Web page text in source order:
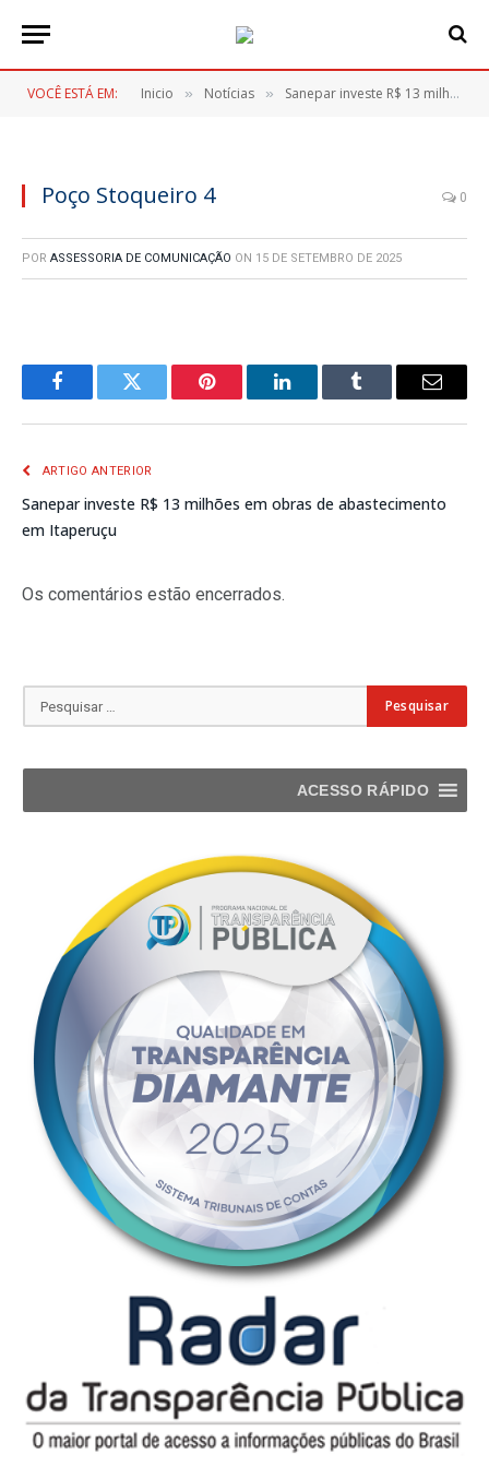
VOCÊ ESTÁ EM: Inicio » Notícias » Sanepar investe R$ 13 milhões em obras de abastecimento em Itaperuçu
Poço Stoqueiro 4 0
POR ASSESSORIA DE COMUNICAÇÃO ON 15 DE SETEMBRO DE 2025
FacebookTwitter Pinterest LinkedInTumblr
E-
ARTIGO ANTERIOR
Sanepar investe R$ 13 milhões em obras de abastecimento
em Itaperuçu
Os comentários estão encerrados.
ACESSO RÁPIDO